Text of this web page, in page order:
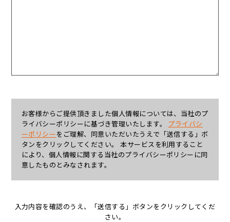
お客様からご提供頂きました個人情報については、当社のプ
ライバシーポリシーに基づき管理いたします。 プライバシ
ーポリシーをご理解、同意いただいたうえで「送信する」ボ
タンをクリックしてください。 本サービスを利用すること
により、個人情報に関する当社のプライバシーポリシーに同
意したものとみなされます。
入力内容を確認のうえ、「送信する」ボタンをクリックしてくだ
さい。